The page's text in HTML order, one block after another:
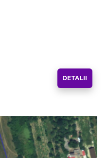
DETALII